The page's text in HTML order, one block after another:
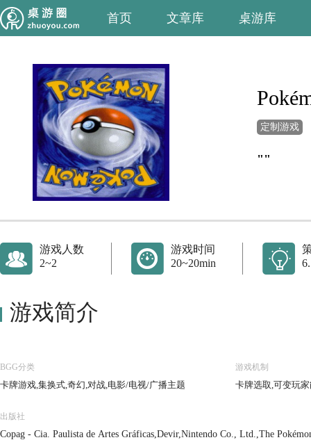
首页 文章库 桌游库
定制游戏
""
游戏人数
2~2
游戏时间
20~20min
游戏简介
BGG分类
卡牌游戏,集换式,奇幻,对战,电影/电视/广播主题
游戏机制
卡牌选取,可变玩
出版社
Copag - Cia. Paulista de Artes Gráficas,Devir,Nintendo Co., Ltd.,The